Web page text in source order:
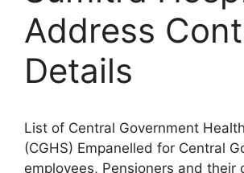
Address
Details
List of Central Government
(CGHS) Empanelled for Central
employees, Pensioners and their